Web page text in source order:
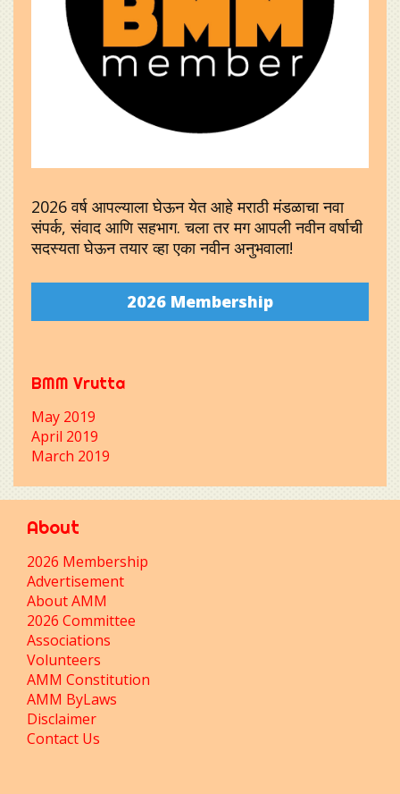
2026 वर्ष आपल्याला घेऊन येत आहे मराठी मंडळाचा नवा
संपर्क, संवाद आणि सहभाग. चला तर मग आपली नवीन वर्षाची
सदस्यता घेऊन तयार व्हा एका नवीन अनुभवाला!
2026 Membership
BMM Vrutta
May 2019
April 2019
March 2019
About
2026 Membership
Advertisement
About AMM
2026 Committee
Associations
Volunteers
AMM Constitution
AMM ByLaws
Disclaimer
Contact Us